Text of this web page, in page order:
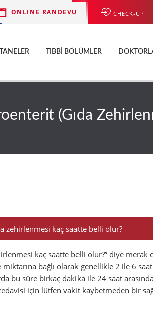
ONLINE RANDEVU CHECK-UP
TIBBI BÖLÜMLER
(Gıda
zehirlenmesi kaç saatte belli olur?
kaç saatte belli olur?” diye
bağlı olarak genellikle 2 ile 6 saat
bu süre birkaç dakika ile 24 saat
tedavisi için lütfen vakit kaybetmeden bir